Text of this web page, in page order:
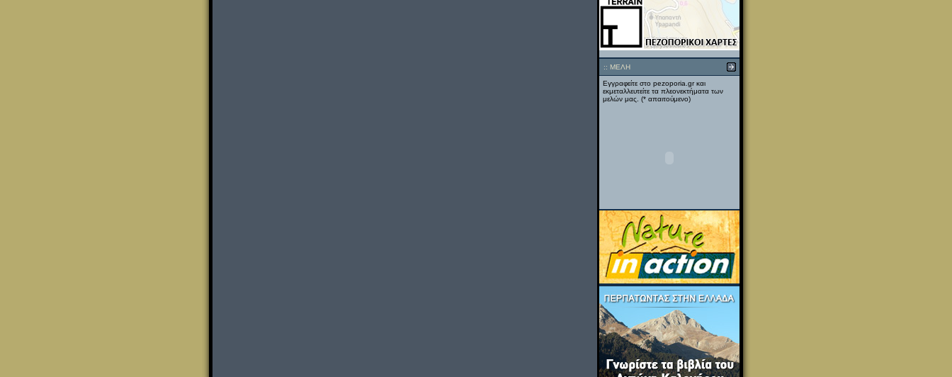
:: ΜΕΛΗ
Εγγραφείτε στο pezoporia.gr και
εκμεταλλευτείτε τα πλεονεκτήματα των
μελών μας. (* απαιτούμενο)